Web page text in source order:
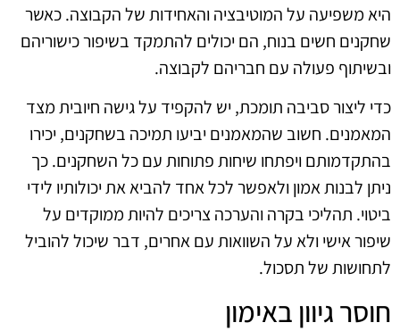
היא משפיעה על המוטיבציה והאחידות של הקבוצה. כאשר
שחקנים חשים בנוח, הם יכולים להתמקד בשיפור כישוריהם
ובשיתוף פעולה עם חבריהם לקבוצה.
כדי ליצור סביבה תומכת, יש להקפיד על גישה חיובית מצד
המאמנים. חשוב שהמאמנים יביעו תמיכה בשחקנים, יכירו
בהתקדמותם ויפתחו שיחות פתוחות עם כל השחקנים. כך
ניתן לבנות אמון ולאפשר לכל אחד להביא את יכולותיו לידי
ביטוי. תהליכי בקרה והערכה צריכים להיות ממוקדים על
שיפור אישי ולא על השוואות עם אחרים, דבר שיכול להוביל
לתחושות של תסכול.
חוסר גיוון באימון